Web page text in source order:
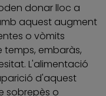
donar lloc a
aquest augment
o vòmits
embaràs,
L'alimentació
d'aquest
sobrepès o